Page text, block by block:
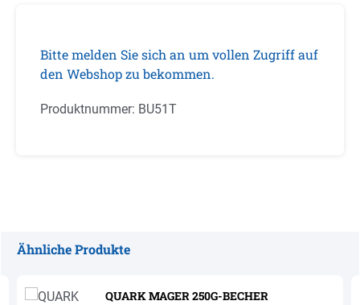
Bitte melden Sie sich an um vollen Zugriff auf
den Webshop zu bekommen.
Produktnummer: BU51T
Ähnliche Produkte
QUARK MAGER 250G-BECHER